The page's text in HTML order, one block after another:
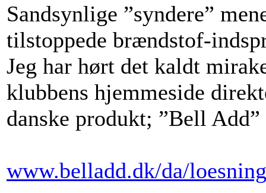
Sandsynlige ”syndere”
tilstoppede brændstof-
Jeg har hørt det kaldt
klubbens hjemmeside
danske produkt; ”Bell
www.belladd.dk/da/